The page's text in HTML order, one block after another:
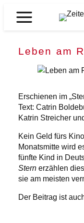
Inhalt
Leben am
Erschienen im
Text: Catrin
Katrin Streicher
Kein Geld fürs
Monatsmitte wird
fünfte Kind in
Stern erzählen
sie am meisten
Der Beitrag ist